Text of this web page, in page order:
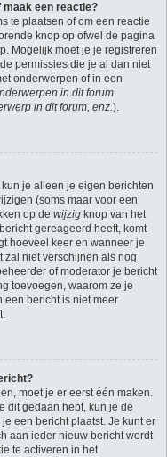
maak een reactie?
te plaatsen of om een reactie
knop op ofwel de pagina
Mogelijk moet je je registreren
permissies die je al dan niet
onderwerpen of in een
in dit forum
in dit forum, enz.).
je alleen je eigen berichten
(soms maar voor een
op de wijzig knop van het
gereageerd heeft, komt
hoeveel keer en wanneer je
zal niet verschijnen als nog
of moderator je bericht
toevoegen, waarom ze je
een bericht is niet meer
moet je er eerst één maken.
dit gedaan hebt, kun je de
een bericht plaatst. Je kunt er
aan ieder nieuw bericht wordt
te activeren in het